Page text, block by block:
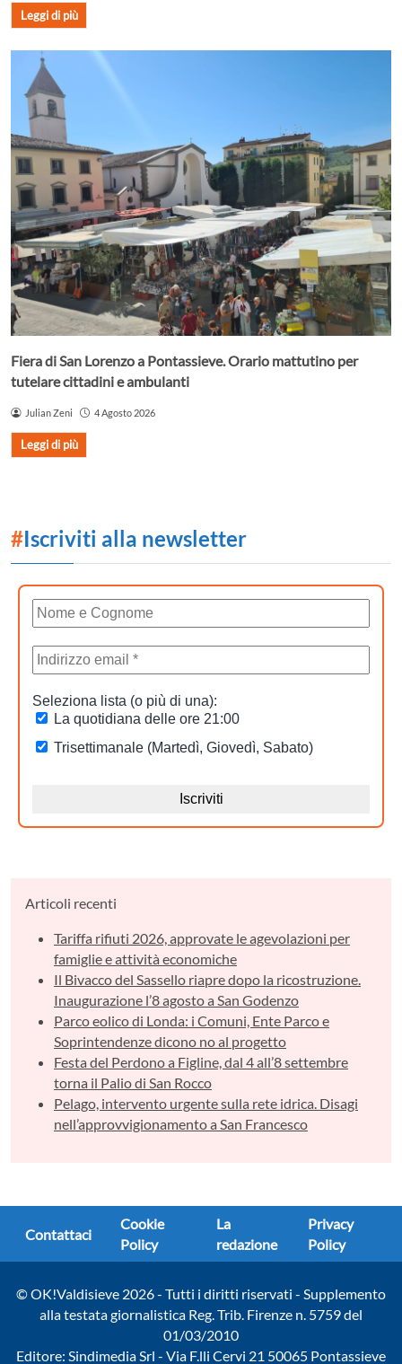
Leggi di più
Fiera di San Lorenzo a Pontassieve. Orario mattutino per
tutelare cittadini e ambulanti
Julian Zeni 4 Agosto 2026
Leggi di più
#Iscriviti alla newsletter
Articoli recenti
Tariffa rifiuti 2026, approvate le agevolazioni per
famiglie e attività economiche
Il Bivacco del Sassello riapre dopo la ricostruzione.
Inaugurazione l’8 agosto a San Godenzo
Parco eolico di Londa: i Comuni, Ente Parco e
Soprintendenze dicono no al progetto
Festa del Perdono a Figline, dal 4 all’8 settembre
torna il Palio di San Rocco
Pelago, intervento urgente sulla rete idrica. Disagi
nell’approvvigionamento a San Francesco
Contattaci
Cookie
Policy
La
redazione
Privacy
Policy
© OK!Valdisieve 2026 - Tutti i diritti riservati - Supplemento
alla testata giornalistica Reg. Trib. Firenze n. 5759 del
01/03/2010
Editore: Sindimedia Srl - Via F.lli Cervi 21 50065 Pontassieve